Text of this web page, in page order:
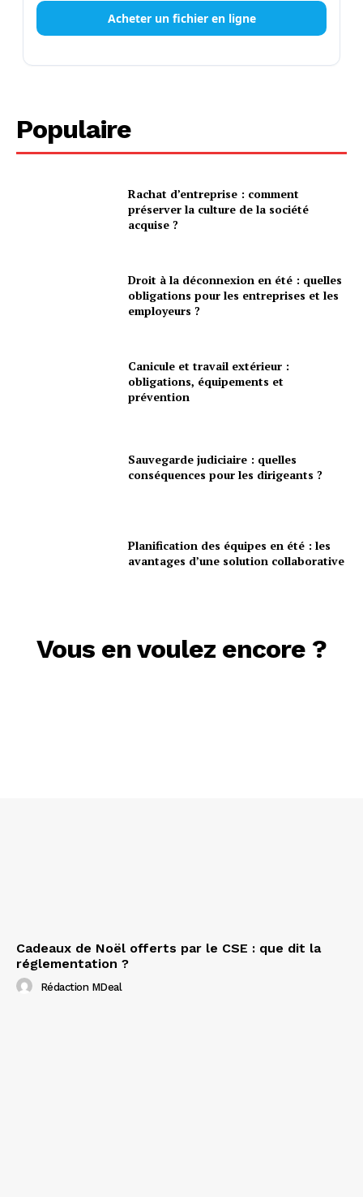
Acheter un fichier en ligne
Populaire
Rachat d’entreprise : comment
préserver la culture de la société
acquise ?
Droit à la déconnexion en été : quelles
obligations pour les entreprises et les
employeurs ?
Canicule et travail extérieur :
obligations, équipements et
prévention
Sauvegarde judiciaire : quelles
conséquences pour les dirigeants ?
Planification des équipes en été : les
avantages d’une solution collaborative
Vous en voulez encore ?
Cadeaux de Noël offerts par le CSE : que dit la
réglementation ?
Rédaction MDeal